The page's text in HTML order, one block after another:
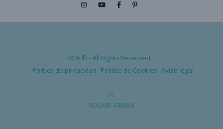
2026 © - All Rights Reserved. |
Política de privacidad Política de Cookies Aviso legal
VOLVER ARRIBA